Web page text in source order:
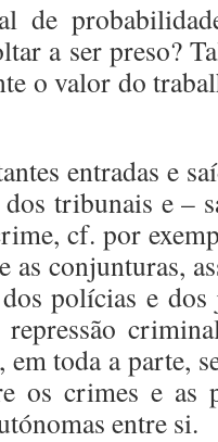
de
a ser preso?
o valor do
entradas e
tribunais e –
cf. por
as conjunturas,
polícias e
em toda a parte,
os crimes e as
entre si.